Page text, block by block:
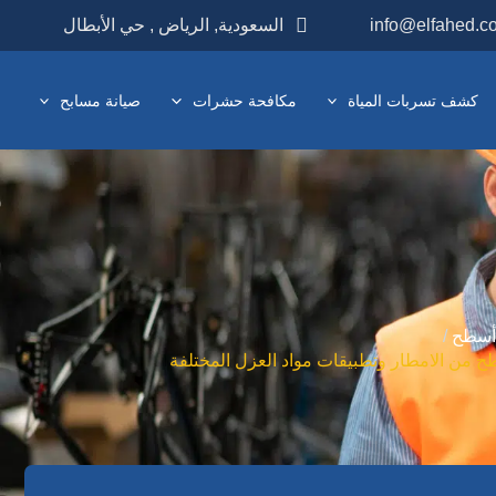
السعودية, الرياض , حي الأبطال
كشف تسربات المياة مكافحة حشرات صيانة مسابح
الامطار وتطبيقات مواد العزل المختلفة